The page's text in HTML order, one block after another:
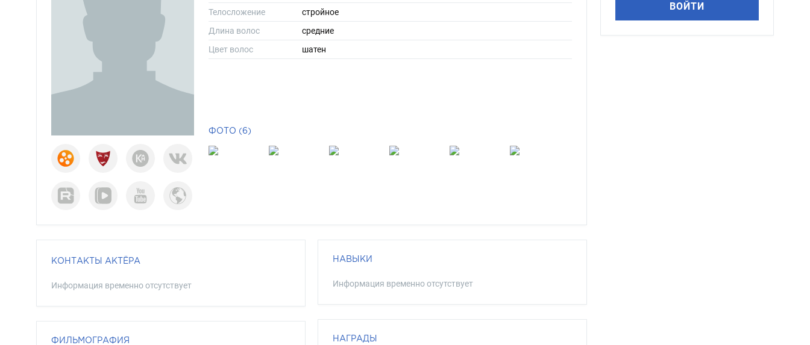
Телосложение
стройное
Длина волос
средние
Цвет волос
шатен
ФОТО (6)
КОНТАКТЫ АКТЁРА
Информация временно отсутствует
ФИЛЬМОГРАФИЯ
НАВЫКИ
Информация временно отсутствует
НАГРАДЫ
ВОЙТИ